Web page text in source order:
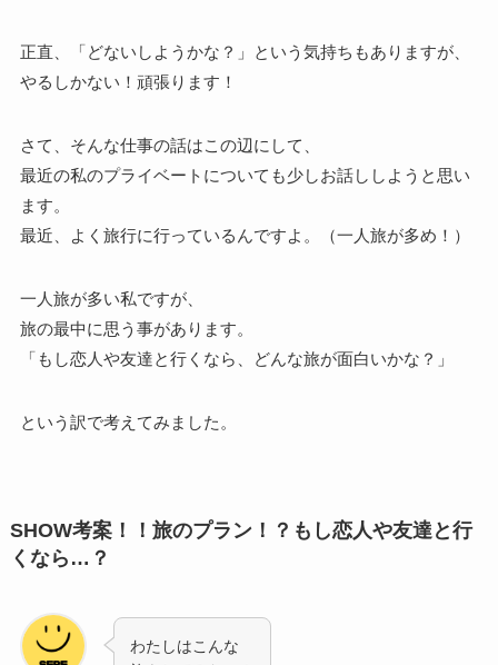
正直、「どないしようかな？」という気持ちもありますが、
やるしかない！頑張ります！
さて、そんな仕事の話はこの辺にして、
最近の私のプライベートについても少しお話ししようと思い
ます。
最近、よく旅行に行っているんですよ。（一人旅が多め！）
一人旅が多い私ですが、
旅の最中に思う事があります。
「もし恋人や友達と行くなら、どんな旅が面白いかな？」
という訳で考えてみました。
SHOW考案！！旅のプラン！？もし恋人や友達と行
くなら…？
わたしはこんな